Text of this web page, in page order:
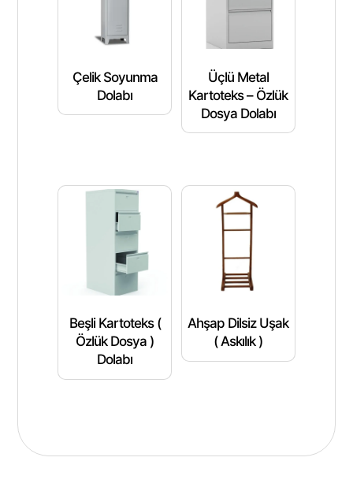
Çelik Soyunma
Dolabı
Üçlü Metal
Kartoteks – Özlük
Dosya Dolabı
Beşli Kartoteks (
Özlük Dosya )
Dolabı
Ahşap Dilsiz Uşak
( Askılık )